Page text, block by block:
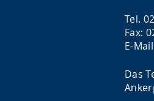
Tel.
Fax:
E-
Das